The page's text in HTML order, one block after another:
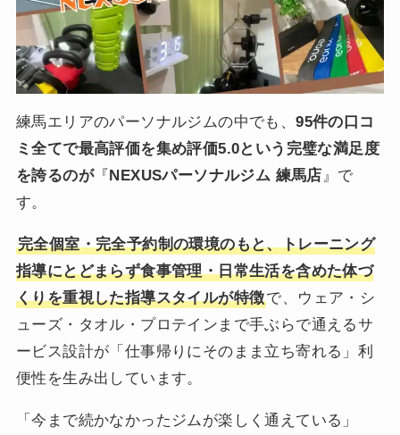
練馬エリアのパーソナルジムの中でも、95件の口コ
ミ全てで最高評価を集め評価5.0という完璧な満足度
を誇るのが『NEXUSパーソナルジム 練馬店』で
す。
完全個室・完全予約制の環境のもと、トレーニング
指導にとどまらず食事管理・日常生活を含めた体づ
くりを重視した指導スタイルが特徴で、ウェア・シ
ューズ・タオル・プロテインまで手ぶらで通えるサ
ービス設計が「仕事帰りにそのまま立ち寄れる」利
便性を生み出しています。
「今まで続かなかったジムが楽しく通えている」